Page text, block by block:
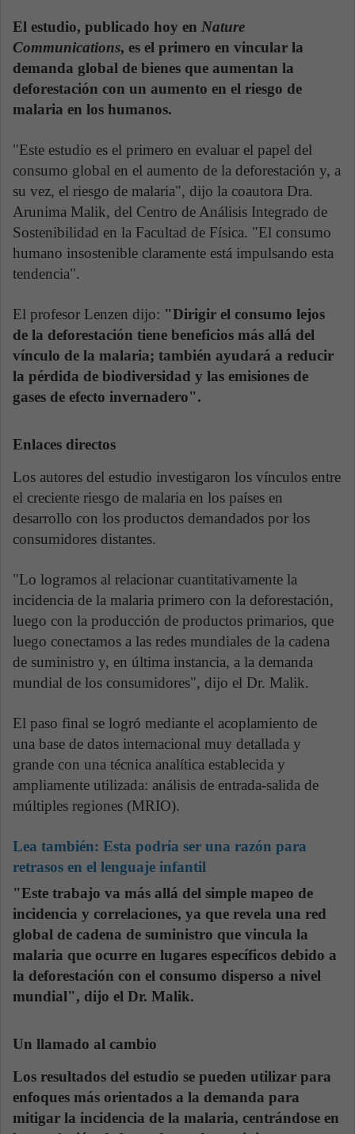
El estudio, publicado hoy en Nature
Communications, es el primero en vincular la
demanda global de bienes que aumentan la
deforestación con un aumento en el riesgo de
malaria en los humanos.
"Este estudio es el primero en evaluar el papel del
consumo global en el aumento de la deforestación y, a
su vez, el riesgo de malaria", dijo la coautora Dra.
Arunima Malik, del Centro de Análisis Integrado de
Sostenibilidad en la Facultad de Física. "El consumo
humano insostenible claramente está impulsando esta
tendencia".
El profesor Lenzen dijo: "Dirigir el consumo lejos
de la deforestación tiene beneficios más allá del
vínculo de la malaria; también ayudará a reducir
la pérdida de biodiversidad y las emisiones de
gases de efecto invernadero".
Enlaces directos
Los autores del estudio investigaron los vínculos entre
el creciente riesgo de malaria en los países en
desarrollo con los productos demandados por los
consumidores distantes.
"Lo logramos al relacionar cuantitativamente la
incidencia de la malaria primero con la deforestación,
luego con la producción de productos primarios, que
luego conectamos a las redes mundiales de la cadena
de suministro y, en última instancia, a la demanda
mundial de los consumidores", dijo el Dr. Malik.
El paso final se logró mediante el acoplamiento de
una base de datos internacional muy detallada y
grande con una técnica analítica establecida y
ampliamente utilizada: análisis de entrada-salida de
múltiples regiones (MRIO).
Lea también: Esta podría ser una razón para
retrasos en el lenguaje infantil
"Este trabajo va más allá del simple mapeo de
incidencia y correlaciones, ya que revela una red
global de cadena de suministro que vincula la
malaria que ocurre en lugares específicos debido a
la deforestación con el consumo disperso a nivel
mundial", dijo el Dr. Malik.
Un llamado al cambio
Los resultados del estudio se pueden utilizar para
enfoques más orientados a la demanda para
mitigar la incidencia de la malaria, centrándose en